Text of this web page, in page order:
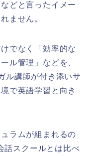
どと言ったイメー
ません。
でなく「効率的な
ル管理」などを、
ル講師が付き添いサ
で英語学習と向き
ラムが組まれるの
話スクールとは比べ